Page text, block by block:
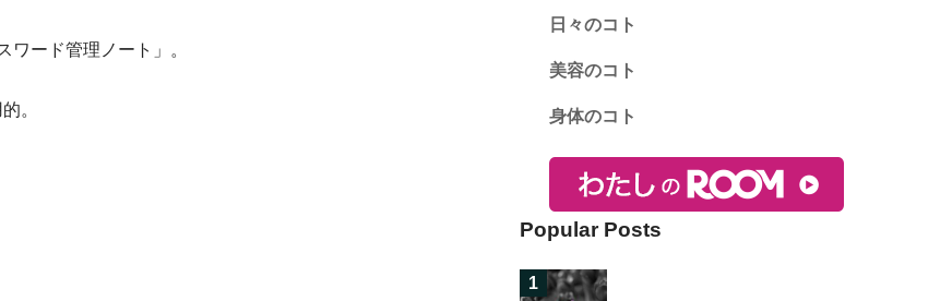
ード管理ノート」。
。
日々のコト
美容のコト
身体のコト
Popular Posts
1